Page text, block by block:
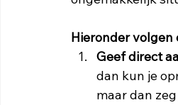
Hieronder volgen
Geef direct
dan kun je
maar dan